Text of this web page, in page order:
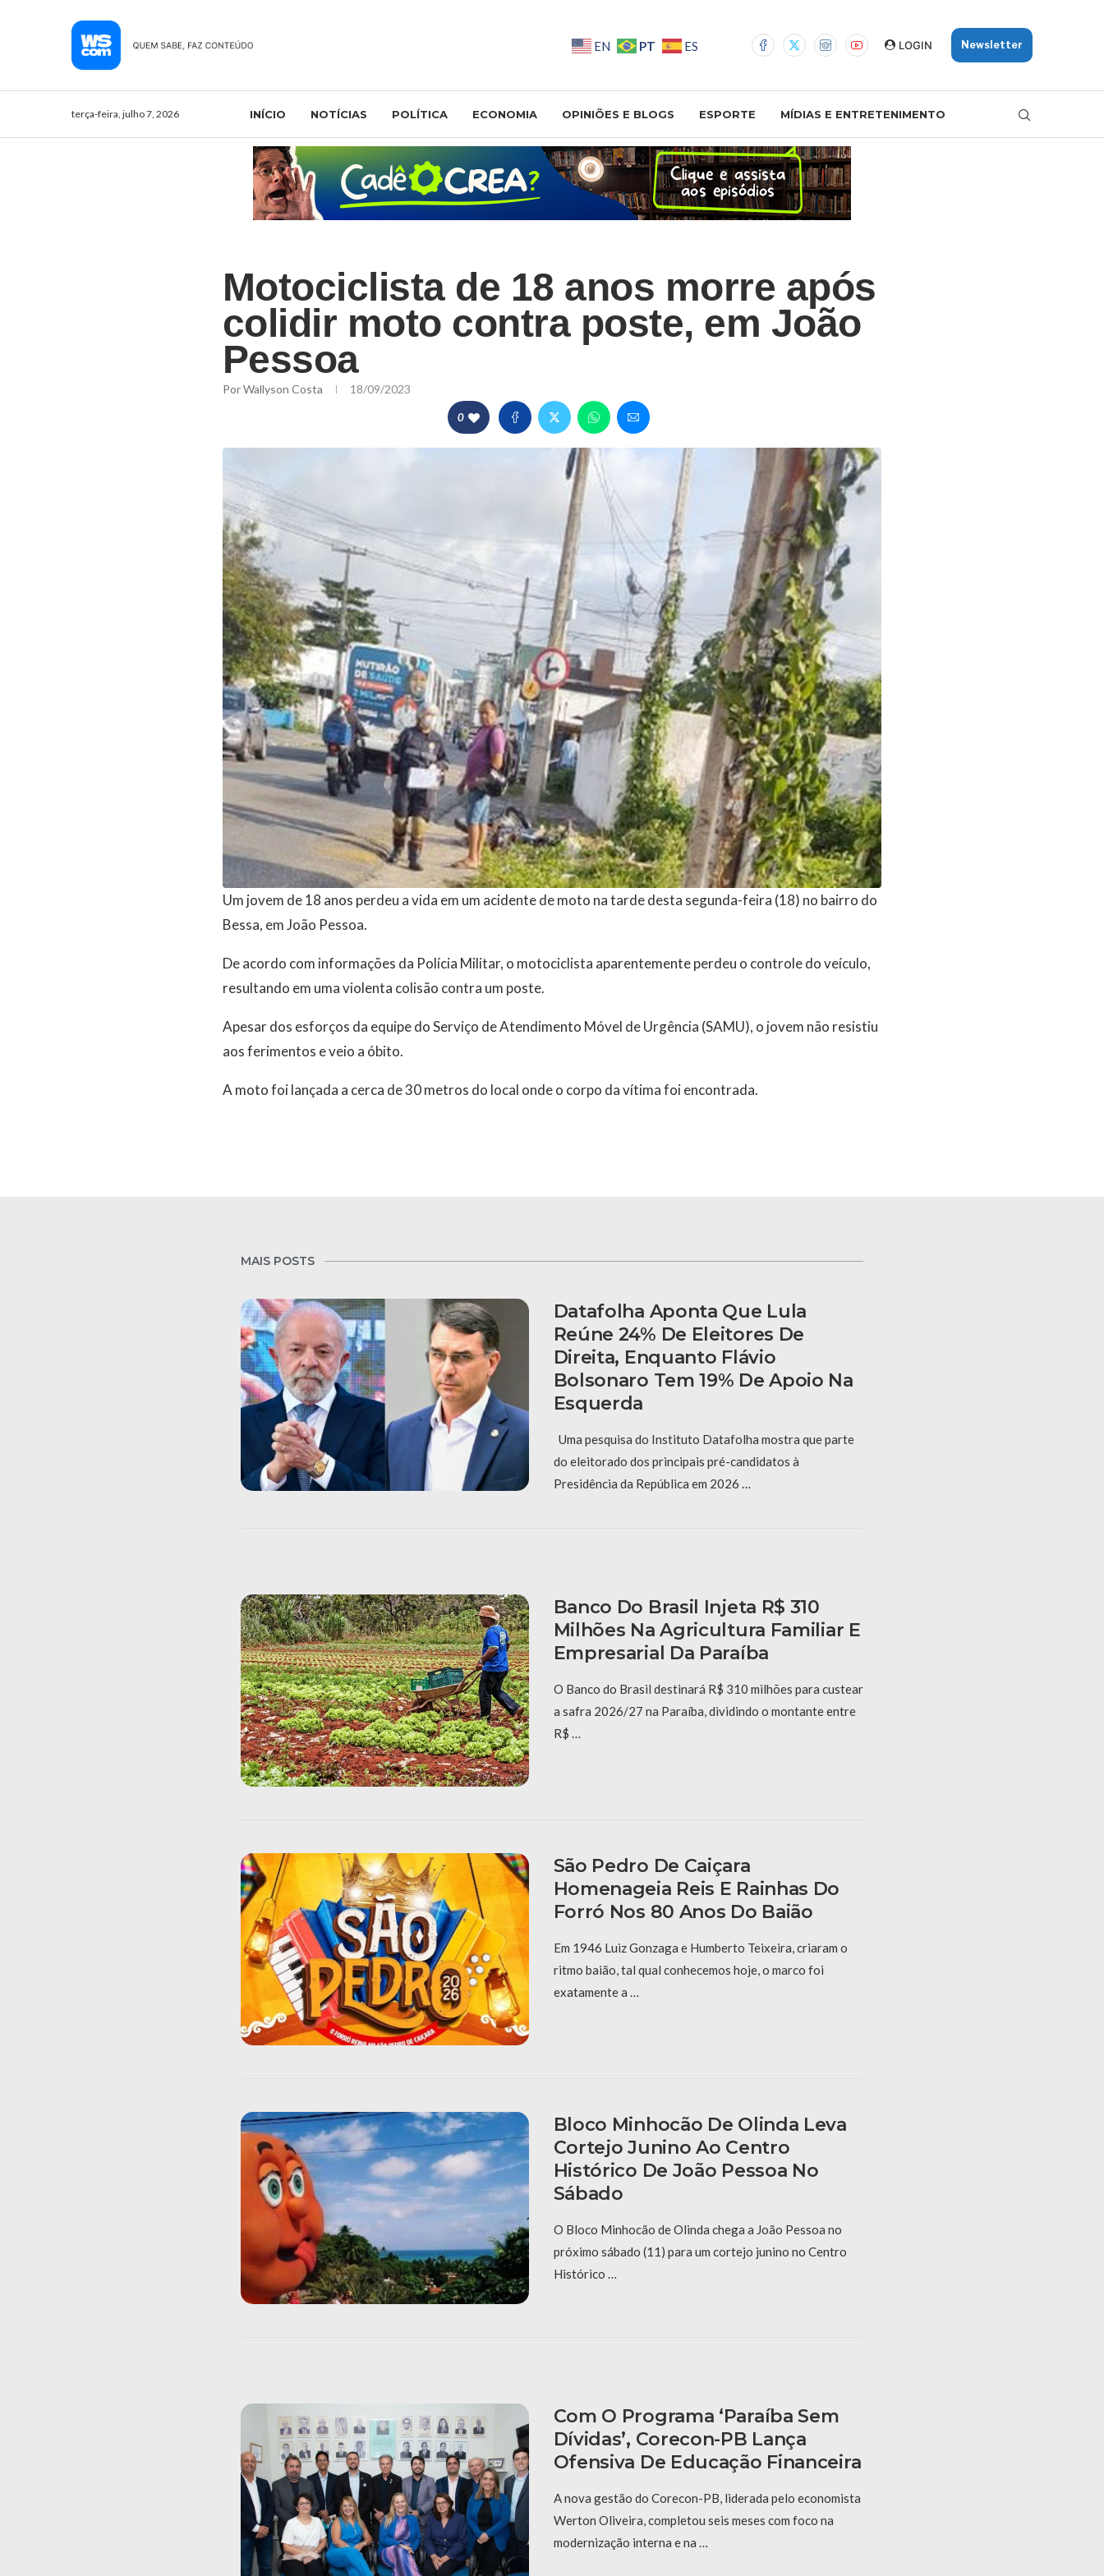
EN PT ES LOGIN Newsletter
terça-feira, julho 7, 2026 INÍCIO NOTÍCIAS POLÍTICA ECONOMIA OPINIÕES E BLOGS ESPORTE MÍDIAS E ENTRETENIMENTO
Motociclista de 18 anos morre após
colidir moto contra poste, em João
Pessoa
PorWallyson Costa 18/09/2023
0
Um jovem de 18 anos perdeu a vida em um acidente de moto na tarde desta segunda-feira (18) no bairro do
Bessa, em João Pessoa.
De acordo com informações da Polícia Militar, o motociclista aparentemente perdeu o controle do veículo,
resultando em uma violenta colisão contra um poste.
Apesar dos esforços da equipe do Serviço de Atendimento Móvel de Urgência (SAMU), o jovem não resistiu
aos ferimentos e veio a óbito.
A moto foi lançada a cerca de 30 metros do local onde o corpo da vítima foi encontrada.
MAIS POSTS
Datafolha Aponta Que Lula
Reúne 24% De Eleitores De
Direita, Enquanto Flávio
Bolsonaro Tem 19% De Apoio Na
Esquerda
Uma pesquisa do Instituto Datafolha mostra que parte
do eleitorado dos principais pré-candidatos à
Presidência da República em 2026 …
Banco Do Brasil Injeta R$ 310
Milhões Na Agricultura Familiar E
Empresarial Da Paraíba
O Banco do Brasil destinará R$ 310 milhões para custear
a safra 2026/27 na Paraíba, dividindo o montante entre
R$ …
São Pedro De Caiçara
Homenageia Reis E Rainhas Do
Forró Nos 80 Anos Do Baião
Em 1946 Luiz Gonzaga e Humberto Teixeira, criaram o
ritmo baião, tal qual conhecemos hoje, o marco foi
exatamente a …
Bloco Minhocão De Olinda Leva
Cortejo Junino Ao Centro
Histórico De João Pessoa No
Sábado
O Bloco Minhocão de Olinda chega a João Pessoa no
próximo sábado (11) para um cortejo junino no Centro
Histórico …
Com O Programa ‘Paraíba Sem
Dívidas’, Corecon-PB Lança
Ofensiva De Educação Financeira
A nova gestão do Corecon-PB, liderada pelo economista
Werton Oliveira, completou seis meses com foco na
modernização interna e na …